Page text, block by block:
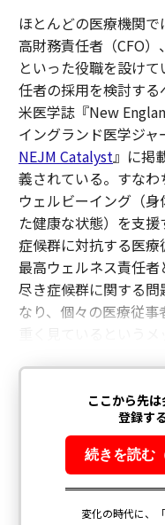
ほとんどの医療機関で
高財務責任者（CFO）
といった役職を設け
任者の採用を検討する
米医学誌『New
イングランド医学ジ
NEJM Catalyst』に掲
義されている。すなわ
ウェルビーイング（
た健康な状態）を支
症候群に対抗する医療
最高ウェルネス責任
尽き症候群に関する
なり、個々の医療従